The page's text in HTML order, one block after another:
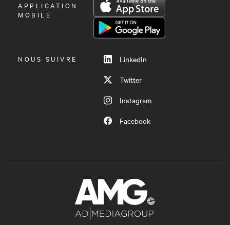
OUVRIR
LE
APPLICATION
MOBILE
NOUS SUIVRE
LinkedIn
Twitter
Instagram
Facebook